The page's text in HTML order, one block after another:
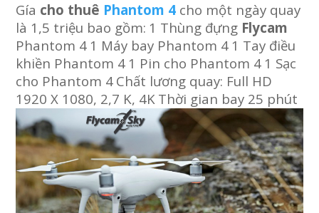
Gía cho thuê Phantom 4 cho một ngày quay
là 1,5 triệu bao gồm: 1 Thùng đựng Flycam
Phantom 4 1 Máy bay Phantom 4 1 Tay điều
khiền Phantom 4 1 Pin cho Phantom 4 1 Sạc
cho Phantom 4 Chất lương quay: Full HD
1920 X 1080, 2,7 K, 4K Thời gian bay 25 phút